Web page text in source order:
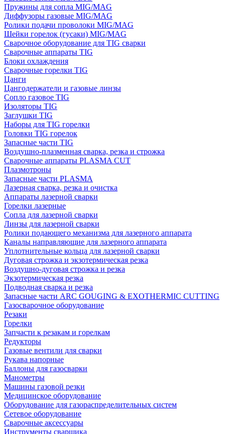
Пружины для сопла MIG/MAG
Диффузоры газовые MIG/MAG
Ролики подачи проволоки MIG/MAG
Шейки горелок (гусаки) MIG/MAG
Сварочное оборудование для TIG сварки
Сварочные аппараты TIG
Блоки охлаждения
Сварочные горелки TIG
Цанги
Цангодержатели и газовые линзы
Сопло газовое TIG
Изоляторы TIG
Заглушки TIG
Наборы для TIG горелки
Головки TIG горелок
Запасные части TIG
Воздушно-плазменная сварка, резка и строжка
Сварочные аппараты PLASMA CUT
Плазмотроны
Запасные части PLASMA
Лазерная сварка, резка и очистка
Аппараты лазерной сварки
Горелки лазерные
Сопла для лазерной сварки
Линзы для лазерной сварки
Ролики подающего механизма для лазерного аппарата
Каналы направляющие для лазерного аппарата
Уплотнительные кольца для лазерной сварки
Дуговая строжка и экзотермическая резка
Воздушно-дуговая строжка и резка
Экзотермическая резка
Подводная сварка и резка
Запасные части ARC GOUGING & EXOTHERMIC CUTTING
Газосварочное оборудование
Резаки
Горелки
Запчасти к резакам и горелкам
Редукторы
Газовые вентили для сварки
Рукава напорные
Баллоны для газосварки
Манометры
Машины газовой резки
Медицинское оборудование
Оборудование для газораспределительных систем
Сетевое оборудование
Сварочные аксессуары
Инструменты сварщика